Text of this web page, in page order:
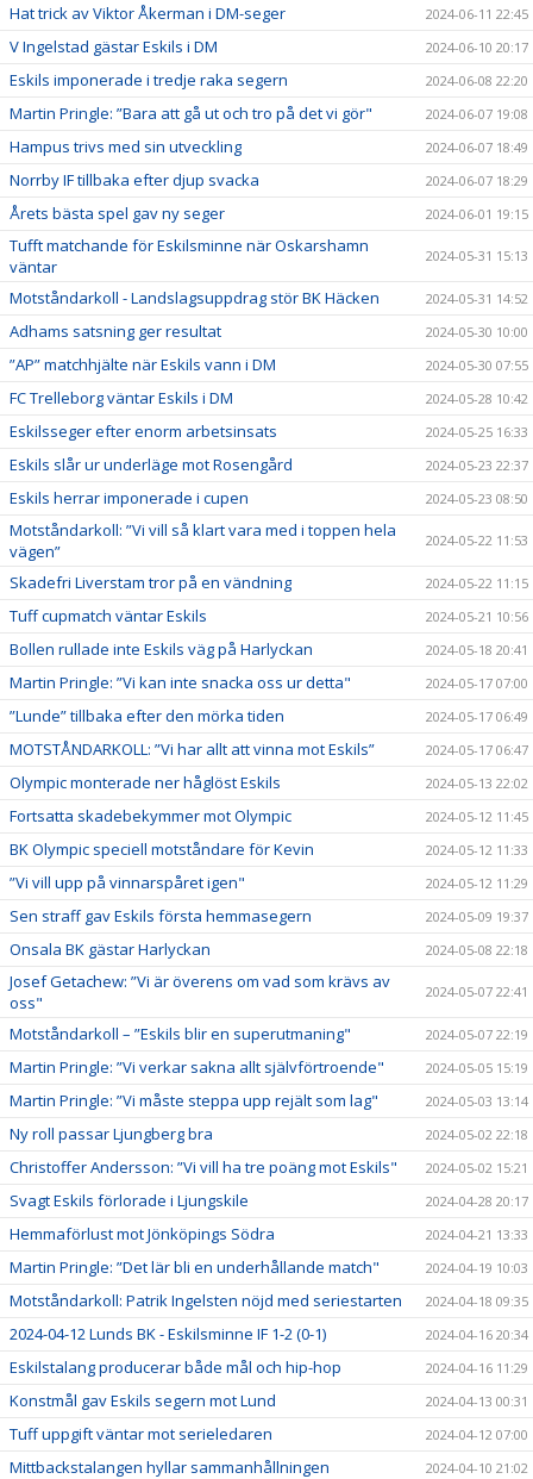
Hat trick av Viktor Åkerman i DM-seger 2024-06-11 22:45
V Ingelstad gästar Eskils i DM 2024-06-10 20:17
Eskils imponerade i tredje raka segern 2024-06-08 22:20
Martin Pringle: ”Bara att gå ut och tro på det vi gör" 2024-06-07 19:08
Hampus trivs med sin utveckling 2024-06-07 18:49
Norrby IF tillbaka efter djup svacka 2024-06-07 18:29
Årets bästa spel gav ny seger 2024-06-01 19:15
Tufft matchande för Eskilsminne när Oskarshamn
väntar
2024-05-31 15:13
Motståndarkoll - Landslagsuppdrag stör BK Häcken 2024-05-31 14:52
Adhams satsning ger resultat 2024-05-30 10:00
”AP” matchhjälte när Eskils vann i DM 2024-05-30 07:55
FC Trelleborg väntar Eskils i DM 2024-05-28 10:42
Eskilsseger efter enorm arbetsinsats 2024-05-25 16:33
Eskils slår ur underläge mot Rosengård 2024-05-23 22:37
Eskils herrar imponerade i cupen 2024-05-23 08:50
Motståndarkoll: ”Vi vill så klart vara med i toppen hela
vägen”
2024-05-22 11:53
Skadefri Liverstam tror på en vändning 2024-05-22 11:15
Tuff cupmatch väntar Eskils 2024-05-21 10:56
Bollen rullade inte Eskils väg på Harlyckan 2024-05-18 20:41
Martin Pringle: ”Vi kan inte snacka oss ur detta" 2024-05-17 07:00
”Lunde” tillbaka efter den mörka tiden 2024-05-17 06:49
MOTSTÅNDARKOLL: ”Vi har allt att vinna mot Eskils” 2024-05-17 06:47
Olympic monterade ner håglöst Eskils 2024-05-13 22:02
Fortsatta skadebekymmer mot Olympic 2024-05-12 11:45
BK Olympic speciell motståndare för Kevin 2024-05-12 11:33
”Vi vill upp på vinnarspåret igen" 2024-05-12 11:29
Sen straff gav Eskils första hemmasegern 2024-05-09 19:37
Onsala BK gästar Harlyckan 2024-05-08 22:18
Josef Getachew: ”Vi är överens om vad som krävs av
oss"
2024-05-07 22:41
Motståndarkoll – ”Eskils blir en superutmaning" 2024-05-07 22:19
Martin Pringle: ”Vi verkar sakna allt självförtroende" 2024-05-05 15:19
Martin Pringle: ”Vi måste steppa upp rejält som lag" 2024-05-03 13:14
Ny roll passar Ljungberg bra 2024-05-02 22:18
Christoffer Andersson: ”Vi vill ha tre poäng mot Eskils" 2024-05-02 15:21
Svagt Eskils förlorade i Ljungskile 2024-04-28 20:17
Hemmaförlust mot Jönköpings Södra 2024-04-21 13:33
Martin Pringle: ”Det lär bli en underhållande match" 2024-04-19 10:03
Motståndarkoll: Patrik Ingelsten nöjd med seriestarten 2024-04-18 09:35
2024-04-12 Lunds BK - Eskilsminne IF 1-2 (0-1) 2024-04-16 20:34
Eskilstalang producerar både mål och hip-hop 2024-04-16 11:29
Konstmål gav Eskils segern mot Lund 2024-04-13 00:31
Tuff uppgift väntar mot serieledaren 2024-04-12 07:00
Mittbackstalangen hyllar sammanhållningen 2024-04-10 21:02